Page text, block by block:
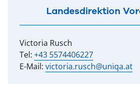
Landesdirektion
Victoria Rusch
Tel: +43 5574406227
E-Mail: victoria.rusch@uniqa.at